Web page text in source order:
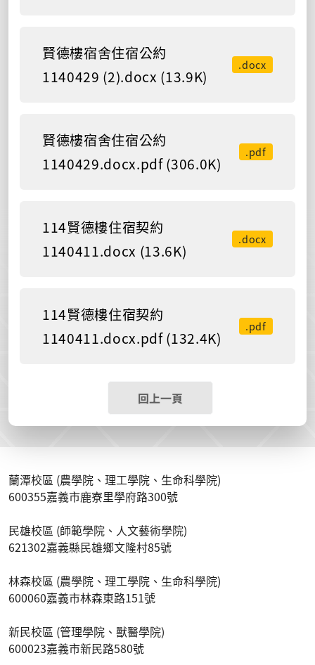
賢德樓宿舍住宿公約
1140429 (2).docx (13.9K)
.docx
賢德樓宿舍住宿公約
1140429.docx.pdf (306.0K)
.pdf
114賢德樓住宿契約
1140411.docx (13.6K)
.docx
114賢德樓住宿契約
1140411.docx.pdf (132.4K)
.pdf
回上一頁
蘭潭校區 (農學院、理工學院、生命科學院)
600355嘉義市鹿寮里學府路300號
民雄校區 (師範學院、人文藝術學院)
621302嘉義縣民雄鄉文隆村85號
林森校區 (農學院、理工學院、生命科學院)
600060嘉義市林森東路151號
新民校區 (管理學院、獸醫學院)
600023嘉義市新民路580號